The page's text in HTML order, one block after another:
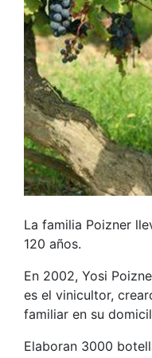
La familia Poizner
120 años.
En 2002, Yosi
es el vinicultor,
familiar en su
Elaboran 3000